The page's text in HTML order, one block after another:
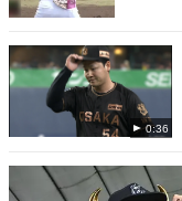
0:36